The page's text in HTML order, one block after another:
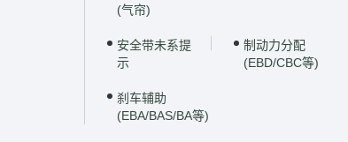
(气帘)
安全带未系提
示
制动力分配
(EBD/CBC等)
刹车辅助
(EBA/BAS/BA等)